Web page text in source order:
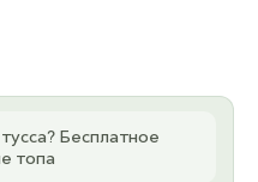
Бесплатное
топа